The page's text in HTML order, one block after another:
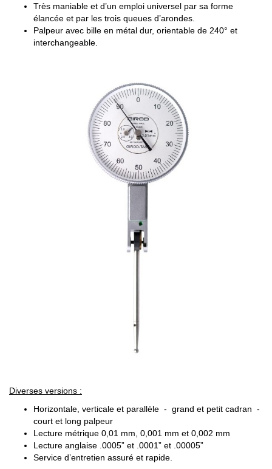
Très maniable et d’un emploi universel par sa forme
élancée et par les trois queues d’arondes.
Palpeur avec bille en métal dur, orientable de 240° et
interchangeable.
Diverses versions :
Horizontale, verticale et parallèle - grand et petit cadran -
court et long palpeur
Lecture métrique 0,01 mm, 0,001 mm et 0,002 mm
Lecture anglaise .0005” et .0001” et .00005”
Service d’entretien assuré et rapide.